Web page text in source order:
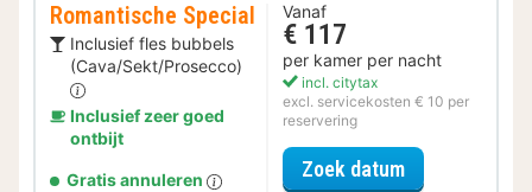
Romantische Special
Inclusief fles bubbels
(Cava/Sekt/Prosecco)
Inclusief zeer goed
ontbijt
Gratis annuleren
Vanaf
€ 117
per kamer per nacht
incl. citytax
excl. servicekosten € 10 per
reservering
Zoek datumvoor